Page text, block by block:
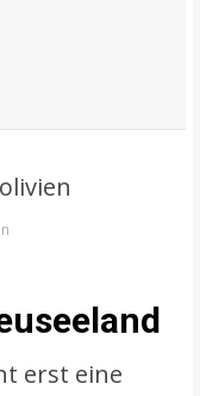
erst eine